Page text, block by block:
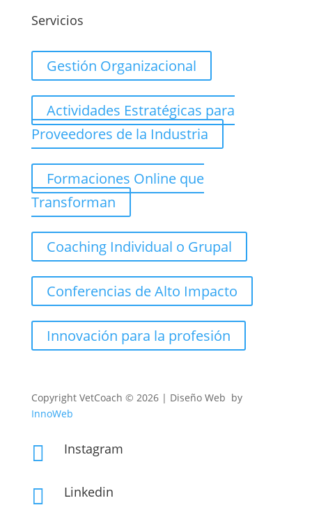
Servicios
Gestión Organizacional
Actividades Estratégicas para
Proveedores de la Industria
Formaciones Online que
Transforman
Coaching Individual o Grupal
Conferencias de Alto Impacto
Innovación para la profesión
CopyrightVetCoach © 2026 | Diseño Web by
InnoWeb
 Instagram
 Linkedin